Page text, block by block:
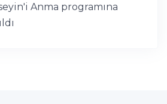
Anma programına